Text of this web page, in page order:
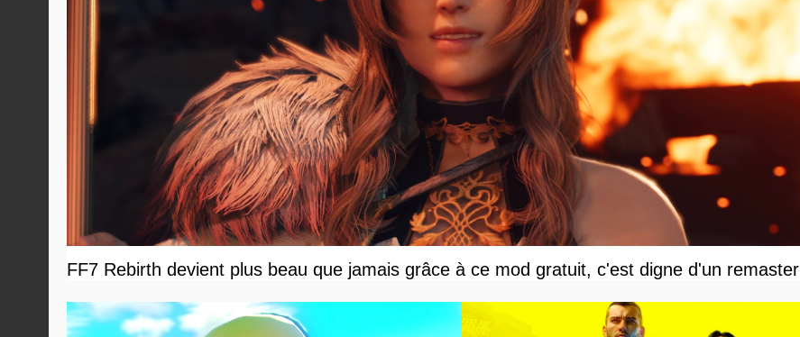
FF7 Rebirth devient plus beau que jamais grâce à ce mod gratuit, c'est digne d'un remaster